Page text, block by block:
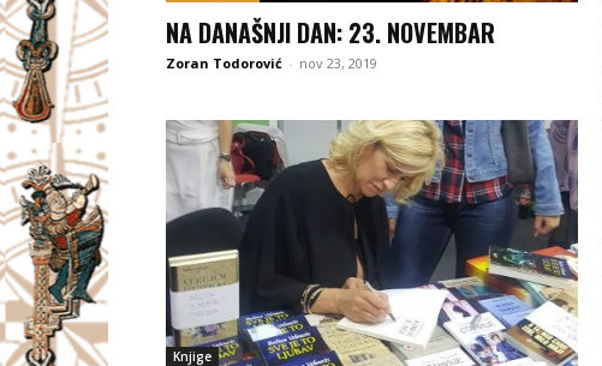
NA DANAŠNJI DAN: 23. NOVEMBAR
Zoran Todorović - nov 23, 2019
Knjige